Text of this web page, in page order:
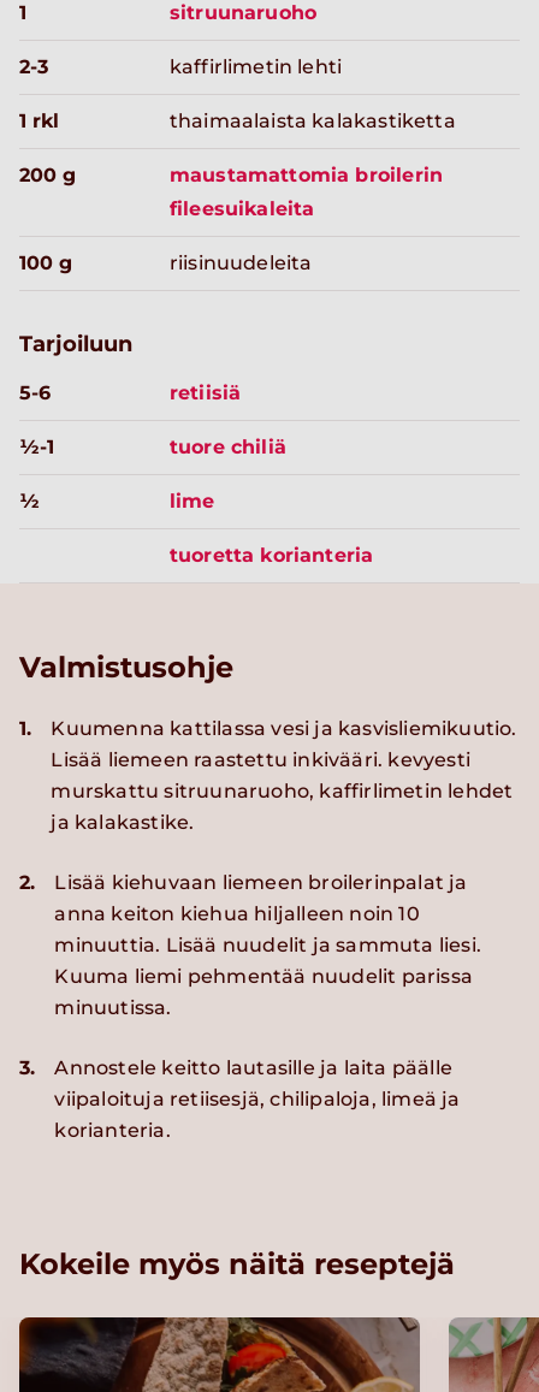
1 sitruunaruoho
2-3 kaffirlimetin lehti
1 rkl thaimaalaista kalakastiketta
200 g
maustamattomia broilerin
fileesuikaleita
100 g riisinuudeleita
Tarjoiluun
5-6 retiisiä
½-1 tuore chiliä
½ lime
tuoretta korianteria
Valmistusohje
1.
Kuumenna kattilassa vesi ja kasvisliemikuutio.
Lisää liemeen raastettu inkivääri. kevyesti
murskattu sitruunaruoho, kaffirlimetin lehdet
ja kalakastike.
2.
Lisää kiehuvaan liemeen broilerinpalat ja
anna keiton kiehua hiljalleen noin 10
minuuttia. Lisää nuudelit ja sammuta liesi.
Kuuma liemi pehmentää nuudelit parissa
minuutissa.
3.
Annostele keitto lautasille ja laita päälle
viipaloituja retiisesjä, chilipaloja, limeä ja
korianteria.
Kokeile myös näitä reseptejä